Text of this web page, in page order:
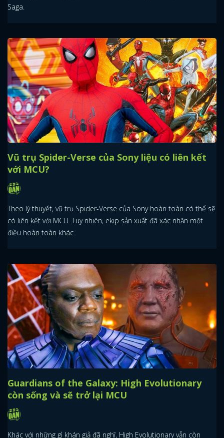
Saga.
Vũ trụ Spider-Verse của Sony liệu có liên kết
với MCU?
Theo lý thuyết, vũ trụ Spider-Verse của Sony hoàn toàn có thể sẽ
có liên kết với MCU. Tuy nhiên, ekip sản xuất đã xác nhận một
điều hoàn toàn khác.
Guardians of the Galaxy: High Evolutionary
còn sống và sẽ trở lại MCU
Khác với những gì khán giả đã nghĩ, High Evolutionary vẫn còn